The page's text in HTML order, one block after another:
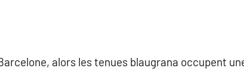
alors les tenues blaugrana occupent